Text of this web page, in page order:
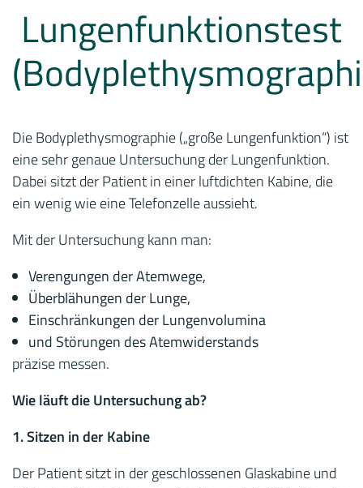
Lungenfunktionstest
Die Bodyplethysmographie („große Lungenfunktion“) ist
eine sehr genaue Untersuchung der Lungenfunktion.
Dabei sitzt der Patient in einer luftdichten Kabine, die
ein wenig wie eine Telefonzelle aussieht.
Mit der Untersuchung kann man:
Verengungen der Atemwege,
Überblähungen der Lunge,
Einschränkungen der Lungenvolumina
und Störungen des Atemwiderstands
präzise messen.
Wie läuft die Untersuchung ab?
1. Sitzen in der Kabine
Der Patient sitzt in der geschlossenen Glaskabine und